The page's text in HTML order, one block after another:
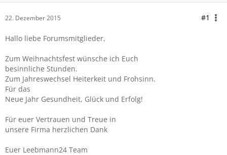
22. Dezember 2015 #1
Hallo liebe Forumsmitglieder,
Zum Weihnachtsfest wünsche ich Euch
besinnliche Stunden.
Zum Jahreswechsel Heiterkeit und Frohsinn.
Für das
Neue Jahr Gesundheit, Glück und Erfolg!
Für euer Vertrauen und Treue in
unsere Firma herzlichen Dank
Euer Leebmann24 Team